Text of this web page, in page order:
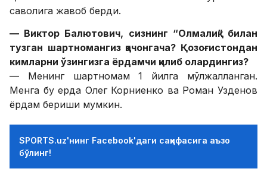
саволига жавоб берди.
— Виктор Балютович, сизнинг “Олмалиқ” билан
тузган шартномангиз қачонгача? Қозоғистондан
кимларни ўзингизга ёрдамчи қилиб олардингиз?
— Менинг шартномам 1 йилга мўлжалланган.
Менга бу ерда Олег Корниенко ва Роман Узденов
ёрдам бериши мумкин.
SPORTS.uz'нинг Facebook'даги саҳифасига аъзо
бўлинг!